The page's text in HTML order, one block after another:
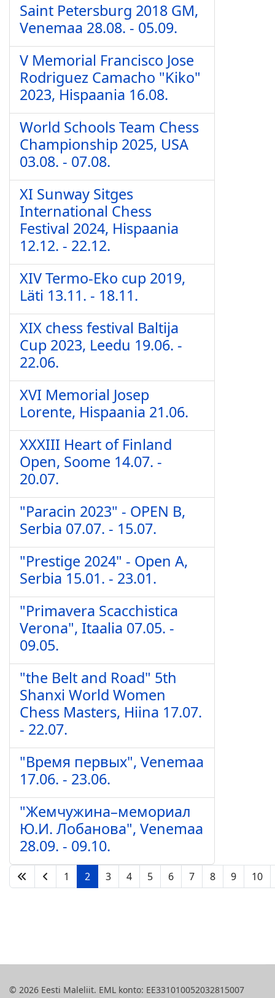
Saint Petersburg 2018 GM,
Venemaa 28.08. - 05.09.
V Memorial Francisco Jose
Rodriguez Camacho "Kiko"
2023, Hispaania 16.08.
World Schools Team Chess
Championship 2025, USA
03.08. - 07.08.
XI Sunway Sitges
International Chess
Festival 2024, Hispaania
12.12. - 22.12.
XIV Termo-Eko cup 2019,
Läti 13.11. - 18.11.
XIX chess festival Baltija
Cup 2023, Leedu 19.06. -
22.06.
XVI Memorial Josep
Lorente, Hispaania 21.06.
XXXIII Heart of Finland
Open, Soome 14.07. -
20.07.
"Paracin 2023" - OPEN B,
Serbia 07.07. - 15.07.
"Prestige 2024" - Open A,
Serbia 15.01. - 23.01.
"Primavera Scacchistica
Verona", Itaalia 07.05. -
09.05.
"the Belt and Road" 5th
Shanxi World Women
Chess Masters, Hiina 17.07.
- 22.07.
"Время первых", Venemaa
17.06. - 23.06.
"Жемчужина–мемориал
Ю.И. Лобанова", Venemaa
28.09. - 09.10.
Lehekülg 2 / 57
1 2 3 4 5 6 7 8 9 10
© 2026 Eesti Maleliit. EML konto: EE331010052032815007